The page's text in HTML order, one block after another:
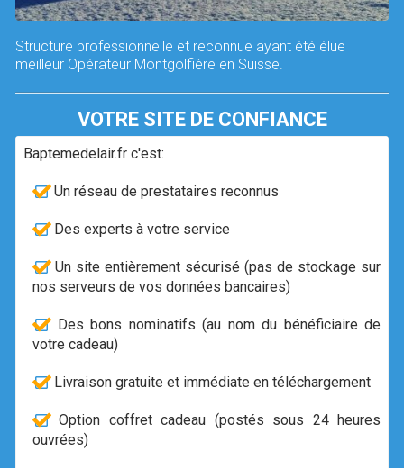
Structure professionnelle et reconnue ayant été élue
meilleur Opérateur Montgolfière en Suisse.
VOTRE SITE DE CONFIANCE
Baptemedelair.fr c'est:
Un réseau de prestataires reconnus
Des experts à votre service
Un site entièrement sécurisé (pas de stockage sur
nos serveurs de vos données bancaires)
Des bons nominatifs (au nom du bénéficiaire de
votre cadeau)
Livraison gratuite et immédiate en téléchargement
Option coffret cadeau (postés sous 24 heures
ouvrées)